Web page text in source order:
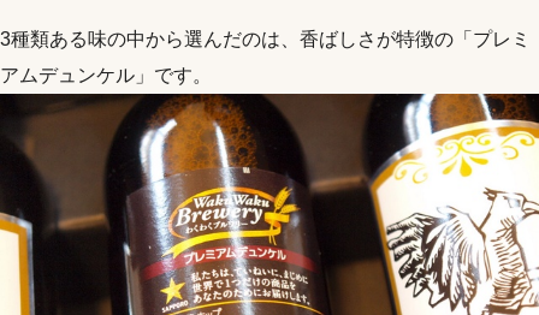
3種類ある味の中から選んだのは、香ばしさが特徴の「プレミ
アムデュンケル」です。